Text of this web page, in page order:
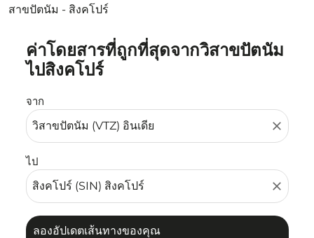
สาขปัตนัม - สิงคโปร์
ค่าโดยสารที่ถูกที่สุดจากวิสาขปัตนัม
ไปสิงคโปร์
จาก
close
ไป
close
ลองอัปเดตเส้นทางของคุณ
ลองอัปเดตเส้นทางของคุณ (ต้นทางและ/หรือปลายทาง) หรื